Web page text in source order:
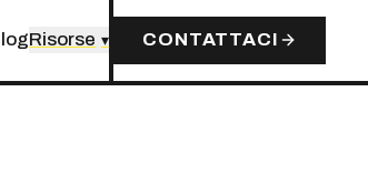
Risorse ▾ CONTATTACI